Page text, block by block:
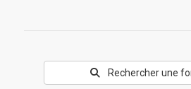
Rechercher une